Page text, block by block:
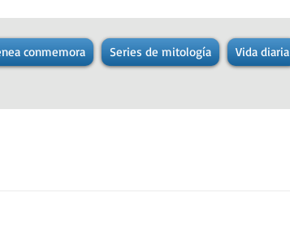
conmemora Series de mitología Vida diaria